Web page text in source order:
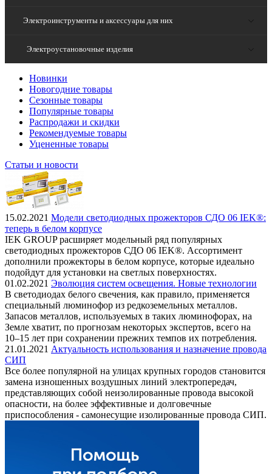
Электроинструменты и аксессуары для них
Электроустановочные изделия
Новинки
Новогодние товары
Сезонные товары
Популярные товары
Распродажи и скидки
Рекомендуемые товары
Уцененные товары
Статьи и новости
15.02.2021 Модели светодиодных прожекторов СДО 06 IEK®:
теперь в белом корпусе
IEK GROUP расширяет модельный ряд популярных
светодиодных прожекторов СДО 06 IEK®. Ассортимент
дополнили прожекторы в белом корпусе, которые идеально
подойдут для установки на светлых поверхностях.
01.02.2021 Эволюция систем освещения. Новые технологии
В светодиодах белого свечения, как правило, применяется
специальный люминофор из редкоземельных металлов.
Запасов металлов, используемых в таких люминофорах, на
Земле хватит, по прогнозам некоторых экспертов, всего на
10–15 лет при сохранении прежних темпов их потребления.
21.01.2021 Актуальность использования и назначение провода
СИП
Все более популярной на улицах крупных городов становится
замена изношенных воздушных линий электропередач,
представляющих собой неизолированные провода высокой
опасности, на более эффективные и долговечные
приспособления - самонесущие изолированные провода СИП.